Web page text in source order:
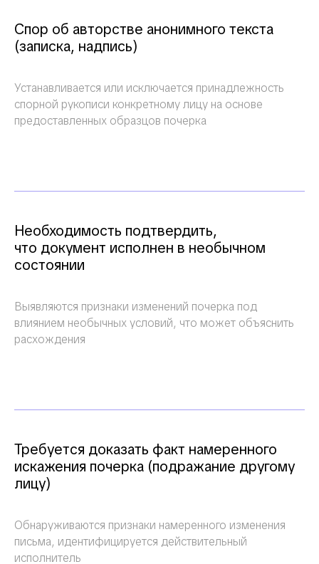
Спор об авторстве анонимного текста
(записка, надпись)
Устанавливается или исключается принадлежность
спорной рукописи конкретному лицу на основе
предоставленных образцов почерка
Необходимость подтвердить,
что документ исполнен в необычном
состоянии
Выявляются признаки изменений почерка под
влиянием необычных условий, что может объяснить
расхождения
Требуется доказать факт намеренного
искажения почерка (подражание другому
лицу)
Обнаруживаются признаки намеренного изменения
письма, идентифицируется действительный
исполнитель